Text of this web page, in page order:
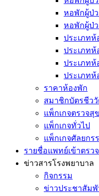
หอพักผู้ป่ว
หอพักผู้ป่ว
ประเภทห้
ประเภทห้
ประเภทห้
ประเภทห้
ราคาห้องพัก
สมาชิกบัตรชีว
แพ็กเกจตรวจสุ
แพ็กเกจทั่วไป
แพ็กเกจศัลยกร
รายชื่อแพทย์เข้าตรว
ข่าวสารโรงพยาบาล
กิจกรรม
ข่าวประชาสัม